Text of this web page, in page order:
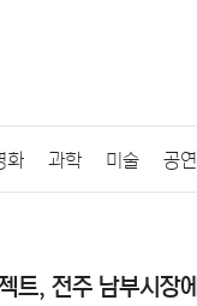
화 과학 미술 공연
송 일상 주식 암
트, 전주 남부시장